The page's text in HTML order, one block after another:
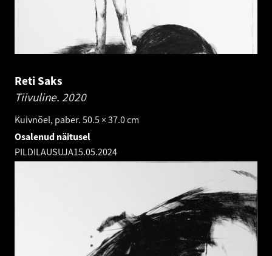
Reti Saks
Tiivuline. 2020
Kuivnõel, paber. 50.5 × 37.0 cm
Osalenud näitusel
PILDILAUSUJA15.05.2024